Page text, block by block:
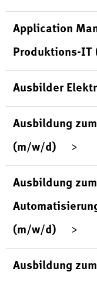
Application
Produktions-
Ausbilder
Ausbildung
(m/w/d)
Ausbildung
(m/w/d)
Ausbildung